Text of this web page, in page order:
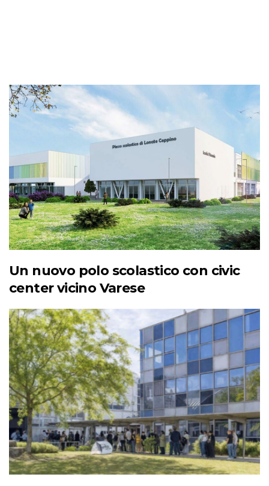
Un nuovo polo scolastico con civic
center vicino Varese